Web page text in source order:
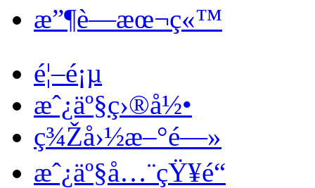
æ”¶è—æœ¬ç«™
é¦–é¡µ
æˆ¿äº§ç›®å½•
ç¾Žå›½æ–°é—»
æˆ¿äº§å…¨çŸ¥é“